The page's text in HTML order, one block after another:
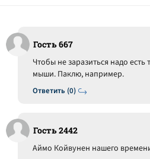
Гость 667
Ответить (0)
Чтобы не заразиться надо есть
мыши. Паклю, например.
Гость 2442
Аймо Койвунен нашего